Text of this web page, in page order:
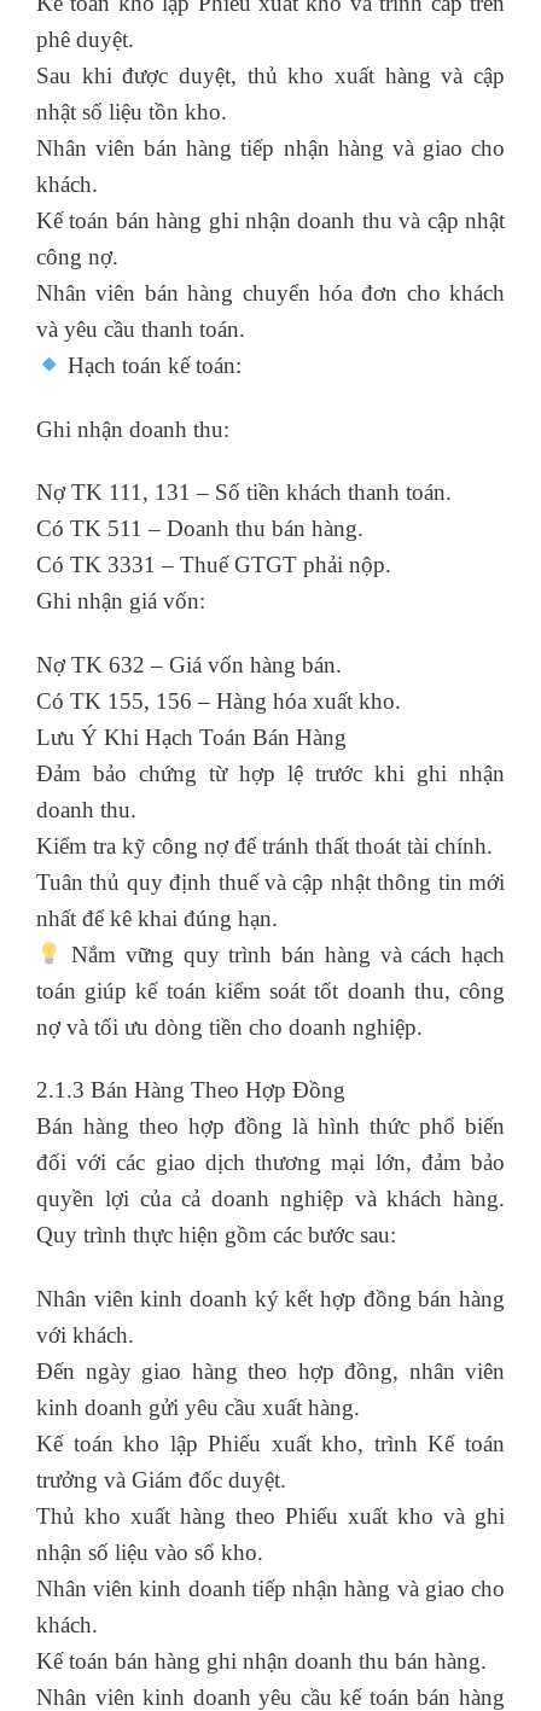
phê duyệt.
Sau khi được duyệt, thủ kho xuất hàng và cập
nhật số liệu tồn kho.
Nhân viên bán hàng tiếp nhận hàng và giao cho
khách.
Kế toán bán hàng ghi nhận doanh thu và cập nhật
công nợ.
Nhân viên bán hàng chuyển hóa đơn cho khách
và yêu cầu thanh toán.
Hạch toán kế toán:
Ghi nhận doanh thu:
Nợ TK 111, 131 – Số tiền khách thanh toán.
Có TK 511 – Doanh thu bán hàng.
Có TK 3331 – Thuế GTGT phải nộp.
Ghi nhận giá vốn:
Nợ TK 632 – Giá vốn hàng bán.
Có TK 155, 156 – Hàng hóa xuất kho.
Lưu Ý Khi Hạch Toán Bán Hàng
Đảm bảo chứng từ hợp lệ trước khi ghi nhận
doanh thu.
Kiểm tra kỹ công nợ để tránh thất thoát tài chính.
Tuân thủ quy định thuế và cập nhật thông tin mới
nhất để kê khai đúng hạn.
Nắm vững quy trình bán hàng và cách hạch
toán giúp kế toán kiểm soát tốt doanh thu, công
nợ và tối ưu dòng tiền cho doanh nghiệp.
2.1.3 Bán Hàng Theo Hợp Đồng
Bán hàng theo hợp đồng là hình thức phổ biến
đối với các giao dịch thương mại lớn, đảm bảo
quyền lợi của cả doanh nghiệp và khách hàng.
Quy trình thực hiện gồm các bước sau:
Nhân viên kinh doanh ký kết hợp đồng bán hàng
với khách.
Đến ngày giao hàng theo hợp đồng, nhân viên
kinh doanh gửi yêu cầu xuất hàng.
Kế toán kho lập Phiếu xuất kho, trình Kế toán
trưởng và Giám đốc duyệt.
Thủ kho xuất hàng theo Phiếu xuất kho và ghi
nhận số liệu vào sổ kho.
Nhân viên kinh doanh tiếp nhận hàng và giao cho
khách.
Kế toán bán hàng ghi nhận doanh thu bán hàng.
Nhân viên kinh doanh yêu cầu kế toán bán hàng